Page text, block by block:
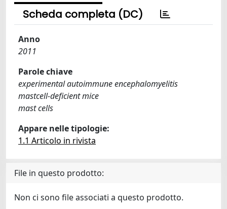
Scheda completa (DC)
Anno
2011
Parole chiave
experimental autoimmune encephalomyelitis
mastcell-deficient mice
mast cells
Appare nelle tipologie:
1.1 Articolo in rivista
File in questo prodotto:
Non ci sono file associati a questo prodotto.